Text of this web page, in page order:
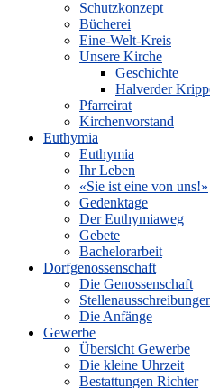
Schutzkonzept
Bücherei
Eine-Welt-Kreis
Unsere Kirche
Geschichte
Halverder
Pfarreirat
Kirchenvorstand
Euthymia
Euthymia
Ihr Leben
«Sie ist eine von uns!»
Gedenktage
Der Euthymiaweg
Gebete
Bachelorarbeit
Dorfgenossenschaft
Die Genossenschaft
Die Anfänge
Gewerbe
Übersicht Gewerbe
Die kleine Uhrzeit
Bestattungen Richter